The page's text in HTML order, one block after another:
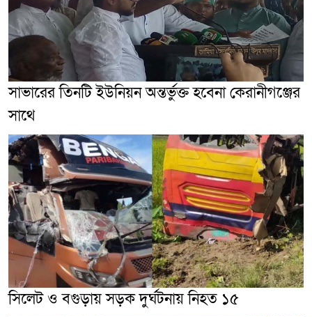
সাভারের তিনটি ইউনিয়ন অন্তর্ভুক্ত হবেনা কেরানীগঞ্জের
সাথে
সিলেট ও বগুড়ায় সড়ক দুর্ঘটনায় নিহত ১৫